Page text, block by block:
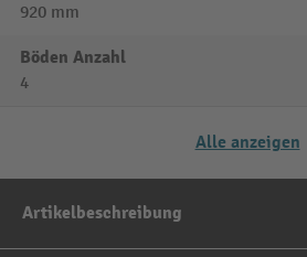
920 mm
Böden Anzahl
4
Alle anzeigen
Artikelbeschreibung